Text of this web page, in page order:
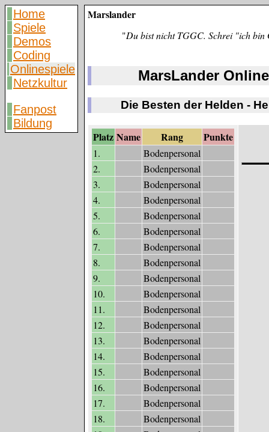
Home
Spiele
Demos
Coding
Onlinespiele
Netzkultur
Fanpost
Bildung
Marslander
"Du bist nicht TGGC. Schrei "ich
MarsLander
Die Besten der Helden -
Platz Name Rang Punkte
1.
Bodenpersonal
2.
Bodenpersonal
3.
Bodenpersonal
4.
Bodenpersonal
5.
Bodenpersonal
6.
Bodenpersonal
7.
Bodenpersonal
8.
Bodenpersonal
9.
Bodenpersonal
10.
Bodenpersonal
11.
Bodenpersonal
12.
Bodenpersonal
13.
Bodenpersonal
14.
Bodenpersonal
15.
Bodenpersonal
16.
Bodenpersonal
17.
Bodenpersonal
18.
Bodenpersonal